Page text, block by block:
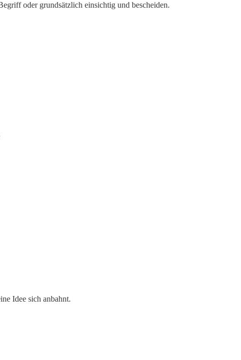
oder grundsätzlich einsichtig und bescheiden.
Idee sich anbahnt.